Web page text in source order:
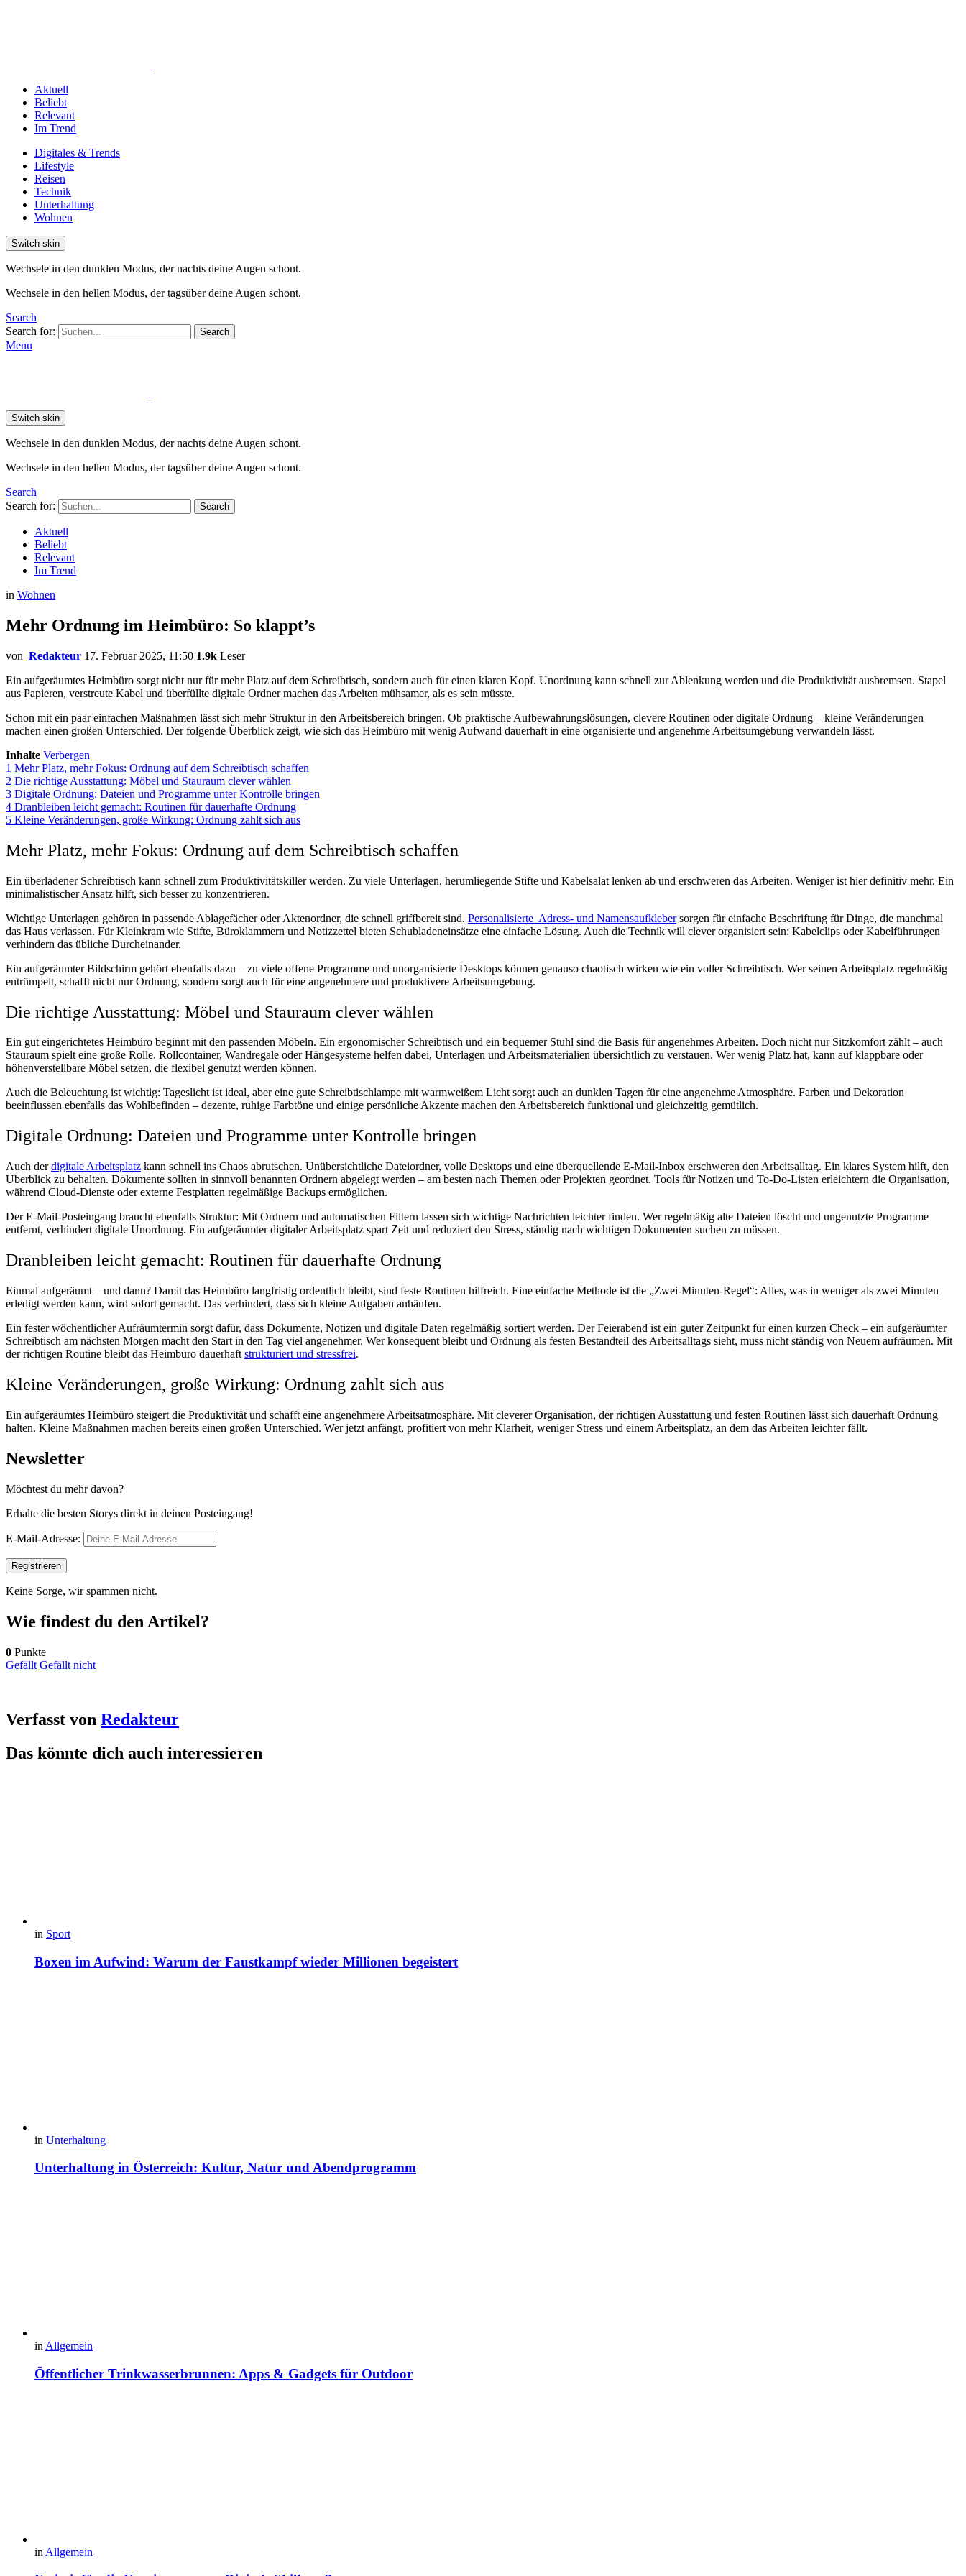
Aktuell
Beliebt
Relevant
Im Trend
Digitales & Trends
Lifestyle
Reisen
Technik
Unterhaltung
Wohnen
Switch skin
Wechsele in den dunklen Modus, der nachts deine Augen schont.
Wechsele in den hellen Modus, der tagsüber deine Augen schont.
Search
Search for:
Search
Menu
Switch skin
Wechsele in den dunklen Modus, der nachts deine Augen schont.
Wechsele in den hellen Modus, der tagsüber deine Augen schont.
Search
Search for:
Search
Aktuell
Beliebt
Relevant
Im Trend
in Wohnen
Mehr Ordnung im Heimbüro: So klappt’s
von Redakteur 17. Februar 2025, 11:50 1.9k Leser
Ein aufgeräumtes Heimbüro sorgt nicht nur für mehr Platz auf dem Schreibtisch, sondern auch für einen klaren Kopf. Unordnung kann schnell zur Ablenkung werden und die Produktivität ausbremsen. Stapel
aus Papieren, verstreute Kabel und überfüllte digitale Ordner machen das Arbeiten mühsamer, als es sein müsste.
Schon mit ein paar einfachen Maßnahmen lässt sich mehr Struktur in den Arbeitsbereich bringen. Ob praktische Aufbewahrungslösungen, clevere Routinen oder digitale Ordnung – kleine Veränderungen
machen einen großen Unterschied. Der folgende Überblick zeigt, wie sich das Heimbüro mit wenig Aufwand dauerhaft in eine organisierte und angenehme Arbeitsumgebung verwandeln lässt.
Inhalte Verbergen
1 Mehr Platz, mehr Fokus: Ordnung auf dem Schreibtisch schaffen
2 Die richtige Ausstattung: Möbel und Stauraum clever wählen
3 Digitale Ordnung: Dateien und Programme unter Kontrolle bringen
4 Dranbleiben leicht gemacht: Routinen für dauerhafte Ordnung
5 Kleine Veränderungen, große Wirkung: Ordnung zahlt sich aus
Mehr Platz, mehr Fokus: Ordnung auf dem Schreibtisch schaffen
Ein überladener Schreibtisch kann schnell zum Produktivitätskiller werden. Zu viele Unterlagen, herumliegende Stifte und Kabelsalat lenken ab und erschweren das Arbeiten. Weniger ist hier definitiv mehr. Ein
minimalistischer Ansatz hilft, sich besser zu konzentrieren.
Wichtige Unterlagen gehören in passende Ablagefächer oder Aktenordner, die schnell griffbereit sind. Personalisierte Adress- und Namensaufklebersorgen für einfache Beschriftung für Dinge, die manchmal
das Haus verlassen. Für Kleinkram wie Stifte, Büroklammern und Notizzettel bieten Schubladeneinsätze eine einfache Lösung. Auch die Technik will clever organisiert sein: Kabelclips oder Kabelführungen
verhindern das übliche Durcheinander.
Ein aufgeräumter Bildschirm gehört ebenfalls dazu – zu viele offene Programme und unorganisierte Desktops können genauso chaotisch wirken wie ein voller Schreibtisch. Wer seinen Arbeitsplatz regelmäßig
entrümpelt, schafft nicht nur Ordnung, sondern sorgt auch für eine angenehmere und produktivere Arbeitsumgebung.
Die richtige Ausstattung: Möbel und Stauraum clever wählen
Ein gut eingerichtetes Heimbüro beginnt mit den passenden Möbeln. Ein ergonomischer Schreibtisch und ein bequemer Stuhl sind die Basis für angenehmes Arbeiten. Doch nicht nur Sitzkomfort zählt – auch
Stauraum spielt eine große Rolle. Rollcontainer, Wandregale oder Hängesysteme helfen dabei, Unterlagen und Arbeitsmaterialien übersichtlich zu verstauen. Wer wenig Platz hat, kann auf klappbare oder
höhenverstellbare Möbel setzen, die flexibel genutzt werden können.
Auch die Beleuchtung ist wichtig: Tageslicht ist ideal, aber eine gute Schreibtischlampe mit warmweißem Licht sorgt auch an dunklen Tagen für eine angenehme Atmosphäre. Farben und Dekoration
beeinflussen ebenfalls das Wohlbefinden – dezente, ruhige Farbtöne und einige persönliche Akzente machen den Arbeitsbereich funktional und gleichzeitig gemütlich.
Digitale Ordnung: Dateien und Programme unter Kontrolle bringen
Auch derdigitale Arbeitsplatz kann schnell ins Chaos abrutschen. Unübersichtliche Dateiordner, volle Desktops und eine überquellende E-Mail-Inbox erschweren den Arbeitsalltag. Ein klares System hilft, den
Überblick zu behalten. Dokumente sollten in sinnvoll benannten Ordnern abgelegt werden – am besten nach Themen oder Projekten geordnet. Tools für Notizen und To-Do-Listen erleichtern die Organisation,
während Cloud-Dienste oder externe Festplatten regelmäßige Backups ermöglichen.
Der E-Mail-Posteingang braucht ebenfalls Struktur: Mit Ordnern und automatischen Filtern lassen sich wichtige Nachrichten leichter finden. Wer regelmäßig alte Dateien löscht und ungenutzte Programme
entfernt, verhindert digitale Unordnung. Ein aufgeräumter digitaler Arbeitsplatz spart Zeit und reduziert den Stress, ständig nach wichtigen Dokumenten suchen zu müssen.
Dranbleiben leicht gemacht: Routinen für dauerhafte Ordnung
Einmal aufgeräumt – und dann? Damit das Heimbüro langfristig ordentlich bleibt, sind feste Routinen hilfreich. Eine einfache Methode ist die „Zwei-Minuten-Regel“: Alles, was in weniger als zwei Minuten
erledigt werden kann, wird sofort gemacht. Das verhindert, dass sich kleine Aufgaben anhäufen.
Ein fester wöchentlicher Aufräumtermin sorgt dafür, dass Dokumente, Notizen und digitale Daten regelmäßig sortiert werden. Der Feierabend ist ein guter Zeitpunkt für einen kurzen Check – ein aufgeräumter
Schreibtisch am nächsten Morgen macht den Start in den Tag viel angenehmer. Wer konsequent bleibt und Ordnung als festen Bestandteil des Arbeitsalltags sieht, muss nicht ständig von Neuem aufräumen. Mit
der richtigen Routine bleibt das Heimbüro dauerhaft strukturiert und stressfrei.
Kleine Veränderungen, große Wirkung: Ordnung zahlt sich aus
Ein aufgeräumtes Heimbüro steigert die Produktivität und schafft eine angenehmere Arbeitsatmosphäre. Mit cleverer Organisation, der richtigen Ausstattung und festen Routinen lässt sich dauerhaft Ordnung
halten. Kleine Maßnahmen machen bereits einen großen Unterschied. Wer jetzt anfängt, profitiert von mehr Klarheit, weniger Stress und einem Arbeitsplatz, an dem das Arbeiten leichter fällt.
Newsletter
Möchtest du mehr davon?
Erhalte die besten Storys direkt in deinen Posteingang!
E-Mail-Adresse:
Keine Sorge, wir spammen nicht.
Wie findest du den Artikel?
0 Punkte
Gefällt Gefällt nicht
Verfasst von Redakteur
Das könnte dich auch interessieren
in Sport
Boxen im Aufwind: Warum der Faustkampf wieder Millionen begeistert
in Unterhaltung
Unterhaltung in Österreich: Kultur, Natur und Abendprogramm
in Allgemein
Öffentlicher Trinkwasserbrunnen: Apps & Gadgets für Outdoor
in Allgemein